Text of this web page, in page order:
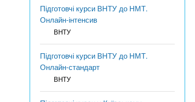
Підготовчі курси ВНТУ до НМТ.
Онлайн-інтенсив
ВНТУ
Підготовчі курси ВНТУ до НМТ.
Онлайн-стандарт
ВНТУ